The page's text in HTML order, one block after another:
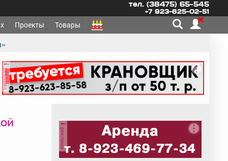
тел. (38475) 65-545
+7 923-625-02-51
Проекты Товары
реклама
реклама